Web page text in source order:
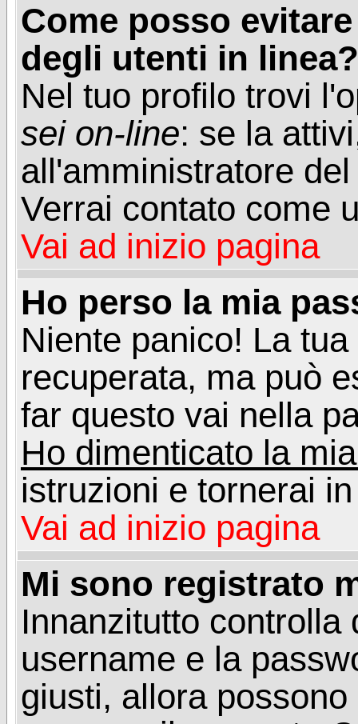
Come posso
degli utenti in linea?
Nel tuo profilo trovi
sei on-line: se la
all'amministratore
Verrai contato come
Vai ad inizio pagina
Ho perso la mia
Niente panico! La
recuperata, ma può
far questo vai nella
Ho dimenticato la
istruzioni e tornerai
Vai ad inizio pagina
Mi sono registrato
Innanzitutto controlla
username e la
giusti, allora